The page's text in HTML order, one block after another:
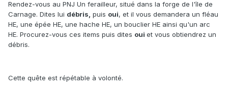
Rendez-vous au PNJ Un ferailleur, situé dans la forge de l'île de
Carnage. Dites lui débris, puis oui, et il vous demandera un fléau
HE, une épée HE, une hache HE, un bouclier HE ainsi qu'un arc
HE. Procurez-vous ces items puis dites oui et vous obtiendrez un
débris.
Cette quête est répétable à volonté.